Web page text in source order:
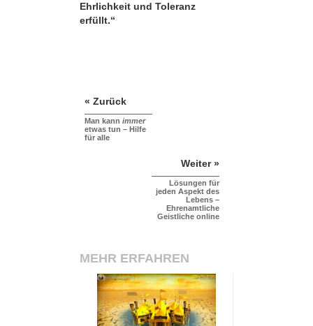
Ehrlichkeit und Toleranz
erfüllt.“
« Zurück
Man kann immer
etwas tun – Hilfe
für alle
Weiter »
Lösungen für
jeden Aspekt des
Lebens –
Ehrenamtliche
Geistliche online
MEHR ERFAHREN